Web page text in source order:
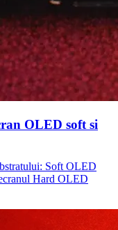
OLED soft si
Soft OLED
Hard OLED